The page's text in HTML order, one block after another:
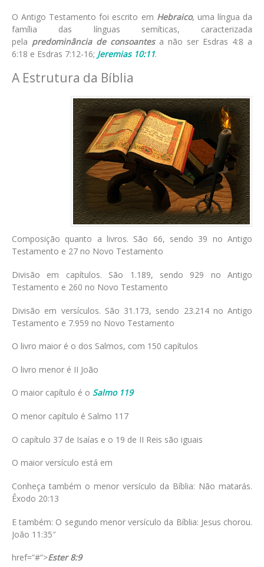
O Antigo Testamento foi escrito em Hebraico, uma língua da
família das línguas semíticas, caracterizada
pela predominância de consoantesa não ser Esdras 4:8 a
6:18 e Esdras 7:12-16; Jeremias 10:11.
A Estrutura da Bíblia
Composição quanto a livros. São 66, sendo 39 no Antigo
Testamento e 27 no Novo Testamento
Divisão em capítulos. São 1.189, sendo 929 no Antigo
Testamento e 260 no Novo Testamento
Divisão em versículos. São 31.173, sendo 23.214 no Antigo
Testamento e 7.959 no Novo Testamento
O livro maior é o dos Salmos, com 150 capítulos
O livro menor é II João
O maior capítulo é o Salmo 119
O menor capítulo é Salmo 117
O capítulo 37 de Isaías e o 19 de II Reis são iguais
O maior versículo está em
Conheça também o menor versículo da Bíblia: Não matarás.
Êxodo 20:13
E também: O segundo menor versículo da Bíblia: Jesus chorou.
João 11:35″
href=”#”>Ester 8:9